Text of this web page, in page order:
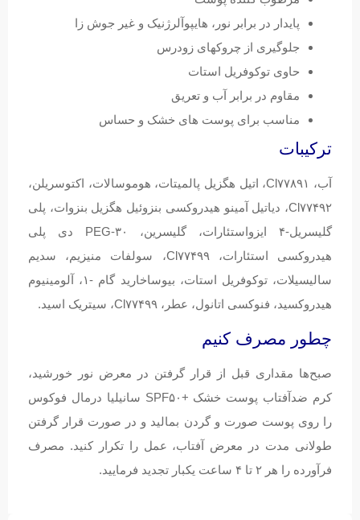
پایدار در برابر نور، هایپوآلرژنیک و غیر جوش زا
جلوگیری از چروکهای زودرس
حاوی توکوفریل استات
مقاوم در برابر آب و تعریق
مناسب برای پوست های خشک و حساس
ترکیبات
آب، Cl۷۷۸۹۱، اتیل هگزیل پالمیتات، هوموسالات، اکتوسریلن،
Cl۷۷۴۹۲، دیاتیل آمینو هیدروکسی بنزوئیل هگزیل بنزوات، پلی
گلیسریل-۴ ایزواستئارات، گلیسرین، PEG-۳۰ دی پلی
هیدروکسی استئارات، Cl۷۷۴۹۹، سولفات منیزیم، سدیم
سالیسیلات، توکوفریل استات، بیوساخارید گام -۱، آلومینیوم
هیدروکسید، فنوکسی اتانول، عطر، Cl۷۷۴۹۹، سیتریک اسید.
چطور مصرف کنیم
صبح‌ها مقداری قبل از قرار گرفتن در معرض نور خورشید،
کرم ضدآفتاب پوست خشک +SPF۵۰ سانیلیا درمال فوکوس
را روی پوست صورت و گردن بمالید و در صورت قرار گرفتن
طولانی مدت در معرض آفتاب، عمل را تکرار کنید. مصرف
فرآورده را هر ۲ تا ۴ ساعت یکبار تجدید فرمایید.